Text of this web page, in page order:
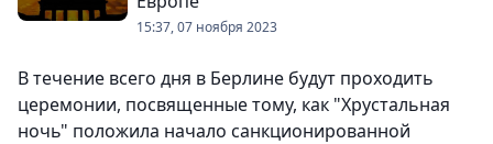
15:37, 07 ноября 2023
В течение всего дня в Берлине будут проходить
церемонии, посвященные тому, как "Хрустальная
ночь" положила начало санкционированной